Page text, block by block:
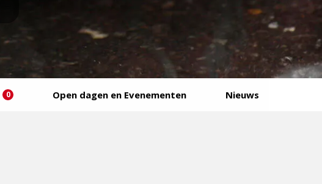
0 Open dagen en Evenementen Nieuws